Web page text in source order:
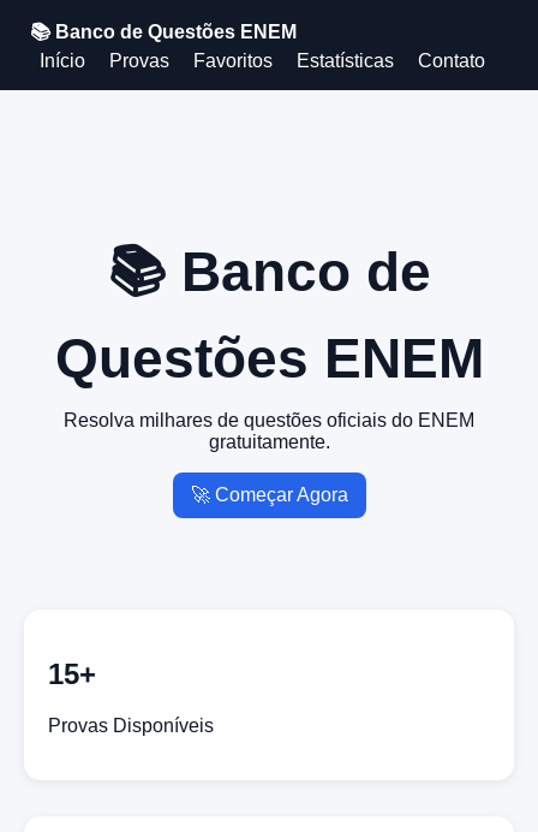
📚 Banco de Questões ENEM
Início
Provas Favoritos Estatísticas Contato
📚 Banco de
Questões ENEM
Resolva milhares de questões oficiais do ENEM
gratuitamente.
🚀 Começar Agora
15+
Provas Disponíveis